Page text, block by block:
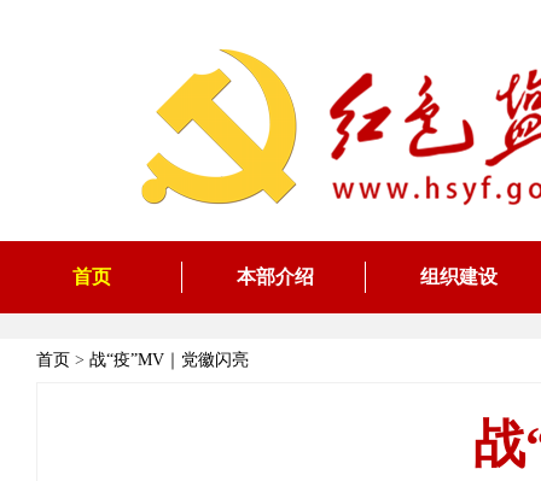
首页 本部介绍 组织建设
首页 > 战“疫”MV｜党徽闪亮
战